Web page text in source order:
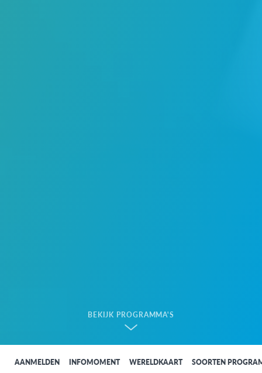
BEKIJK PROGRAMMA'S
AANMELDEN INFOMOMENT WERELDKAART SOORTEN